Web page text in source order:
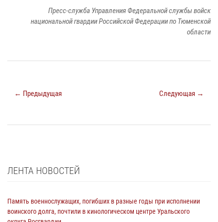
Пресс-служба Управления Федеральной службы войск
национальной гвардии Российской Федерации по Тюменской
области
← Предыдущая Следующая →
ЛЕНТА НОВОСТЕЙ
Память военнослужащих, погибших в разные годы при исполнении
воинского долга, почтили в кинологическом центре Уральского